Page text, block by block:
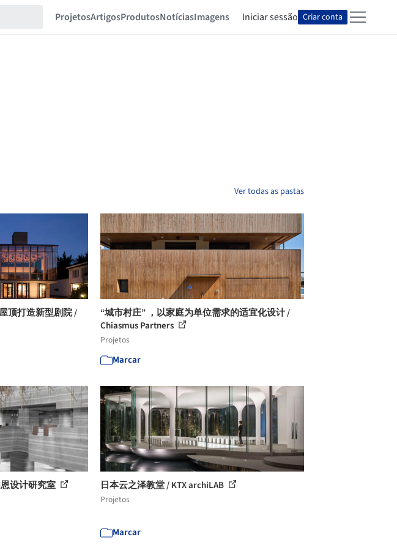
ProjetosArtigosProdutosNotíciasImagens Iniciar sessão Criar conta
Ver todas as pastas
顶打造新型剧院 /
“城市村庄” ，以家庭为单位需求的适宜化设计 /
Chiasmus Partners
Projetos
Marcar
设计研究室 日本云之泽教堂 / KTX archiLAB
Projetos
Marcar